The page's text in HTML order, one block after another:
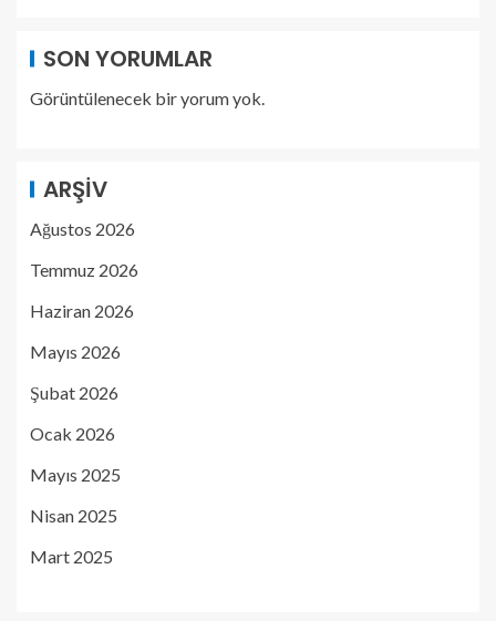
SON YORUMLAR
Görüntülenecek bir yorum yok.
ARŞIV
Ağustos 2026
Temmuz 2026
Haziran 2026
Mayıs 2026
Şubat 2026
Ocak 2026
Mayıs 2025
Nisan 2025
Mart 2025